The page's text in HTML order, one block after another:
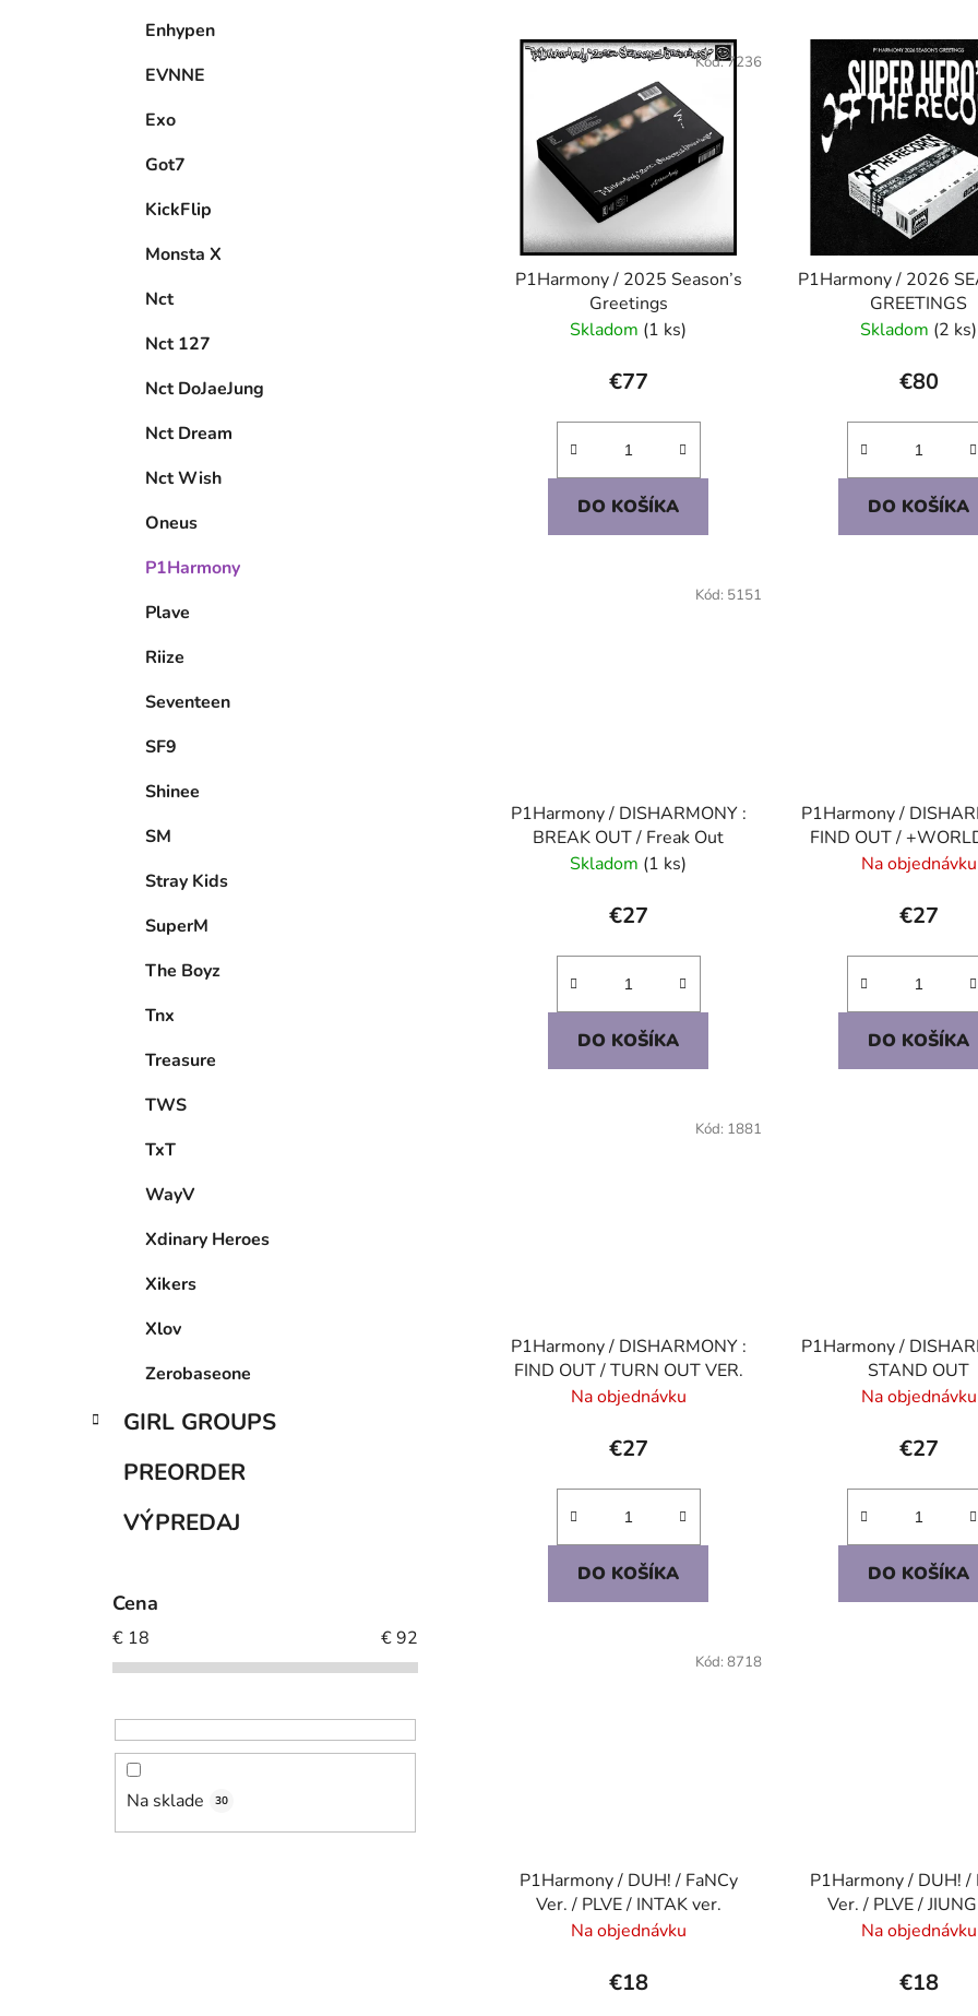
Enhypen
EVNNE
Exo
Got7
KickFlip
Monsta X
Nct
Nct 127
Nct DoJaeJung
Nct Dream
Nct Wish
Oneus
P1Harmony
Plave
Riize
Seventeen
SF9
Shinee
SM
Stray Kids
SuperM
The Boyz
Tnx
Treasure
TWS
TxT
WayV
Xdinary Heroes
Xikers
Xlov
Zerobaseone
GIRL GROUPS
PREORDER
VÝPREDAJ
Cena
€ 18 €92
Na sklade 30
P1Harmony / 2025 Season’s
Greetings
Skladom (1 ks)
€77
DO KOŠÍKA
Kód:7236
P1Harmony / 2026
GREETINGS
Skladom (2 ks)
€80
DO KOŠÍKA
P1Harmony / DISHARMONY :
BREAK OUT / Freak Out
Skladom (1 ks)
€27
DO KOŠÍKA
Kód: 5151
P1Harmony /
FIND OUT /
Na objednávku
€27
DO KOŠÍKA
P1Harmony / DISHARMONY :
FIND OUT / TURN OUT VER.
Na objednávku
€27
DO KOŠÍKA
Kód: 1881
P1Harmony /
STAND OUT
Na objednávku
€27
DO KOŠÍKA
P1Harmony / DUH! / FaNCy
Ver. / PLVE / INTAK ver.
Na objednávku
€18
Kód: 8718
P1Harmony / DUH! /
Ver. / PLVE /
Na objednávku
€18